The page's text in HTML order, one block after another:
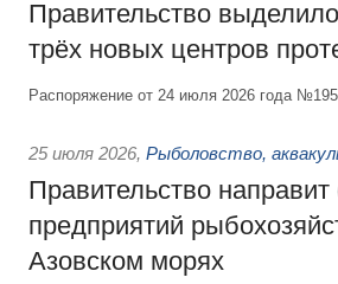
Правительство
трёх новых центров
Распоряжение от 24 июля 2026 года
25 июля 2026, Рыболовство,
Правительство
предприятий
Азовском морях